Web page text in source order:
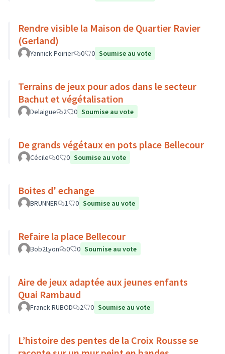
Rendre visible la Maison de Quartier Ravier
(Gerland)
Yannick Poirier 0 0 Soumise au vote
Terrains de jeux pour ados dans le secteur
Bachut et végétalisation
Delaigue 2 0 Soumise au vote
De grands végétaux en pots place Bellecour
Cécile 0 0 Soumise au vote
Boites d' echange
BRUNNER 1 0 Soumise au vote
Refaire la place Bellecour
Bob2Lyon 0 0 Soumise au vote
Aire de jeux adaptée aux jeunes enfants
Quai Rambaud
Franck RUBOD 2 0 Soumise au vote
L’histoire des pentes de la Croix Rousse se